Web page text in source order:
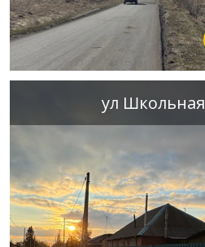
ул Школьная